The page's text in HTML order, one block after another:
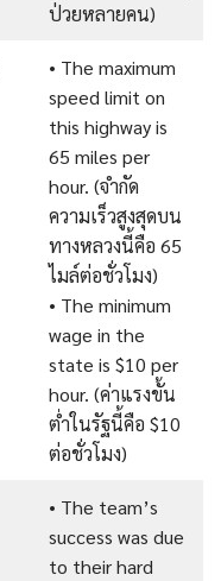
ป่วยหลายคน)
• The maximum
speed limit on
this highway is
65 miles per
hour. (จำกัด
ความเร็วสูงสุดบน
ทางหลวงนี้คือ 65
ไมล์ต่อชั่วโมง)
• The minimum
wage in the
state is $10 per
hour. (ค่าแรงขั้น
ต่ำในรัฐนี้คือ $10
ต่อชั่วโมง)
• The team’s
success was due
to their hard